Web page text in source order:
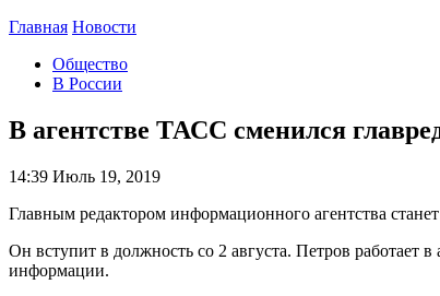
Главная Новости
Общество
В России
В агентстве ТАСС сменился
14:39 Июль 19, 2019
Главным редактором информационного агентства
Он вступит в должность со 2 августа. Петров работает
информации.